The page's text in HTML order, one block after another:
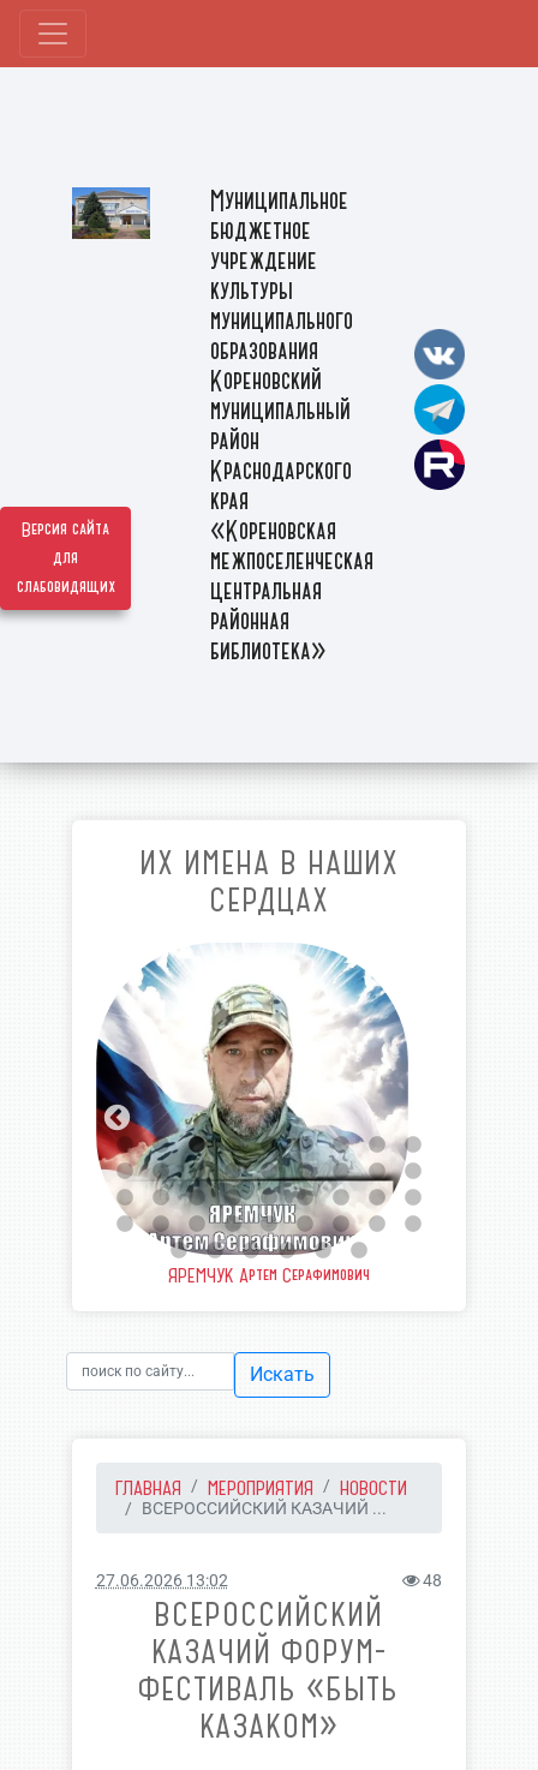
Версия сайта
для
слабовидящих
Муниципальное
бюджетное
учреждение
культуры
муниципального
образования
Кореновский
муниципальный
район
Краснодарского
края
«Кореновская
межпоселенческая
центральная
районная
библиотека»
ИХ ИМЕНА В НАШИХ
СЕРДЦАХ
ШВЫДКИЙ Валерий Валерьевич
Искать
ГЛАВНАЯ МЕРОПРИЯТИЯ НОВОСТИ
ВСЕРОССИЙСКИЙ КАЗАЧИЙ ...
27.06.2026 13:02 48
ВСЕРОССИЙСКИЙ
КАЗАЧИЙ ФОРУМ-
ФЕСТИВАЛЬ «БЫТЬ
КАЗАКОМ»